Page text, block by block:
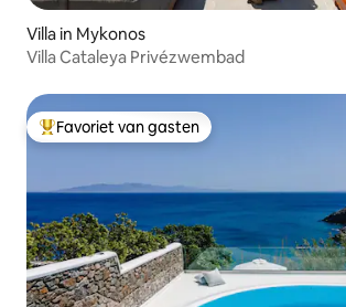
Villa in Mykonos
Villa Cataleya Privézwembad
Topfavoriet van gasten
Favoriet van gasten